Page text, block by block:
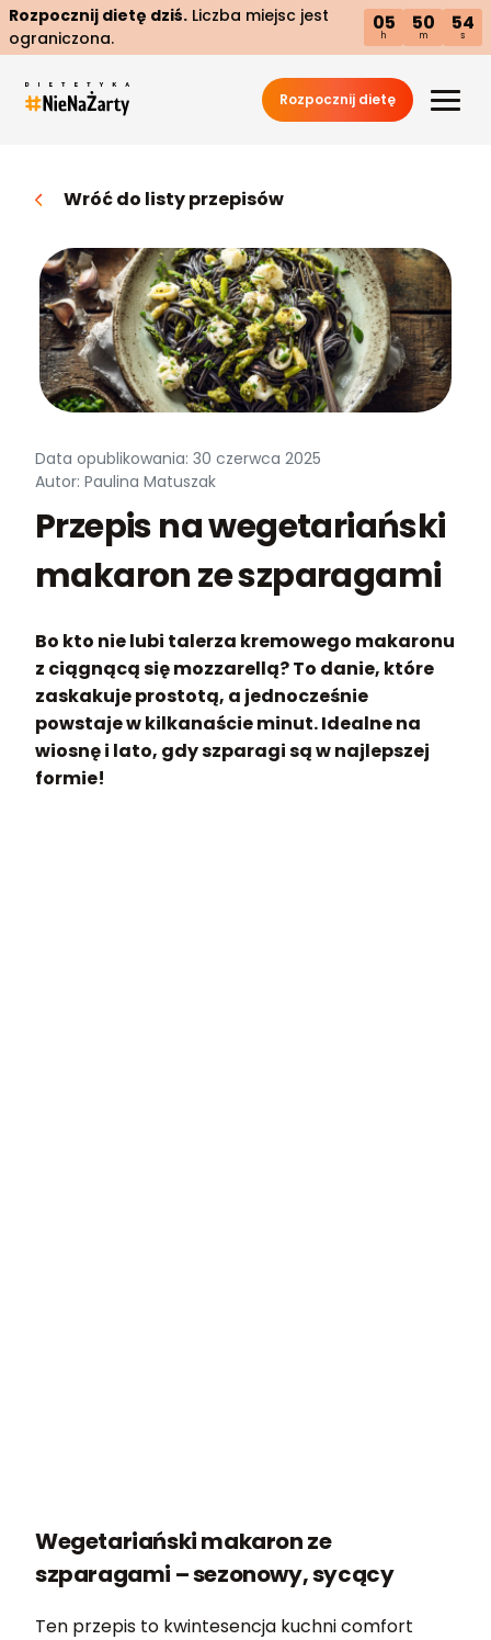
Rozpocznij dietę dziś. Liczba miejsc jest
ograniczona.
05
h
50
m
53
s
Rozpocznij dietę
Wróć do listy przepisów
Data opublikowania: 30 czerwca 2025
Autor: Paulina Matuszak
Przepis na wegetariański
makaron ze szparagami
Bo kto nie lubi talerza kremowego makaronu
z ciągnącą się mozzarellą? To danie, które
zaskakuje prostotą, a jednocześnie
powstaje w kilkanaście minut. Idealne na
wiosnę i lato, gdy szparagi są w najlepszej
formie!
Wegetariański makaron ze
szparagami – sezonowy, sycący
Ten przepis to kwintesencja kuchni comfort